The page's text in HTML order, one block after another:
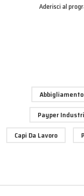
Aderisci al
Abbigliamento
Payper
Capi Da Lavoro